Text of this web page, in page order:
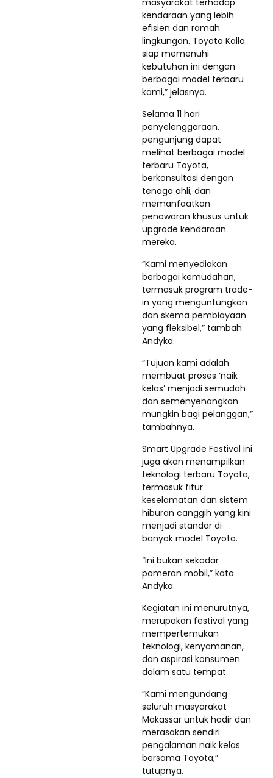
masyarakat terhadap
kendaraan yang lebih
efisien dan ramah
lingkungan. Toyota Kalla
siap memenuhi
kebutuhan ini dengan
berbagai model terbaru
kami,” jelasnya.
Selama 11 hari
penyelenggaraan,
pengunjung dapat
melihat berbagai model
terbaru Toyota,
berkonsultasi dengan
tenaga ahli, dan
memanfaatkan
penawaran khusus untuk
upgrade kendaraan
mereka.
“Kami menyediakan
berbagai kemudahan,
termasuk program trade-
in yang menguntungkan
dan skema pembiayaan
yang fleksibel,” tambah
Andyka.
“Tujuan kami adalah
membuat proses ‘naik
kelas’ menjadi semudah
dan semenyenangkan
mungkin bagi pelanggan,”
tambahnya.
Smart Upgrade Festival ini
juga akan menampilkan
teknologi terbaru Toyota,
termasuk fitur
keselamatan dan sistem
hiburan canggih yang kini
menjadi standar di
banyak model Toyota.
“Ini bukan sekadar
pameran mobil,” kata
Andyka.
Kegiatan ini menurutnya,
merupakan festival yang
mempertemukan
teknologi, kenyamanan,
dan aspirasi konsumen
dalam satu tempat.
“Kami mengundang
seluruh masyarakat
Makassar untuk hadir dan
merasakan sendiri
pengalaman naik kelas
bersama Toyota,”
tutupnya.